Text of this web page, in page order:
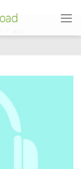
Skip
to
/